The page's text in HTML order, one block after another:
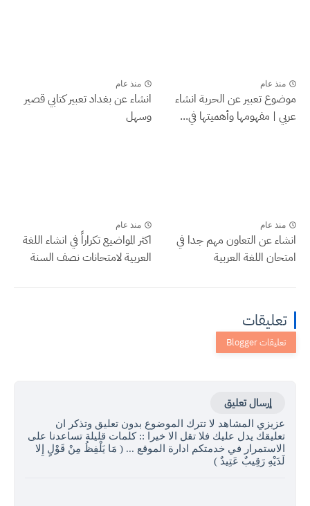
منذ عام
موضوع تعبير عن الحرية انشاء
عربي | مفهومها وأهميتها في...
منذ عام
انشاء عن بغداد تعبير كتابي قصير
وسهل
منذ عام
انشاء عن التعاون مهم جدا في
امتحان اللغة العربية
منذ عام
اكثر المواضيع تكراراً في انشاء اللغة
العربية لامتحانات نصف السنة
تعليقات
إرسال تعليق
عزيزي المشاهد لا تترك الموضوع بدون تعليق وتذكر ان
تعليقك يدل عليك فلا تقل الا خيرا :: كلمات قليلة تساعدنا على
الاستمرار في خدمتكم ادارة الموقع ... ( مَا يَلْفِظُ مِنْ قَوْلٍ إِلا
لَدَيْهِ رَقِيبٌ عَتِيدٌ )